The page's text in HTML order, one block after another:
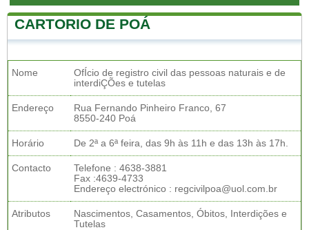
CARTORIO DE POÁ
Nome
OfÍcio de registro civil das pessoas naturais e de
interdiÇÕes e tutelas
Endereço
Rua Fernando Pinheiro Franco, 67
8550-240 Poá
Horário De 2ª a 6ª feira, das 9h às 11h e das 13h às 17h.
Contacto
Telefone : 4638-3881
Fax :4639-4733
Endereço electrónico : regcivilpoa@uol.com.br
Atributos
Nascimentos, Casamentos, Óbitos, Interdições e
Tutelas